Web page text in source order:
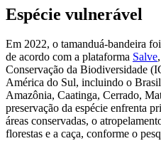
Espécie vulnerável
Em 2022, o tamanduá-bandeira
de acordo com a plataforma Salve
Conservação da Biodiversidade
América do Sul, incluindo o
Amazônia, Caatinga, Cerrado,
preservação da espécie enfrenta
áreas conservadas, o
florestas e a caça, conforme o